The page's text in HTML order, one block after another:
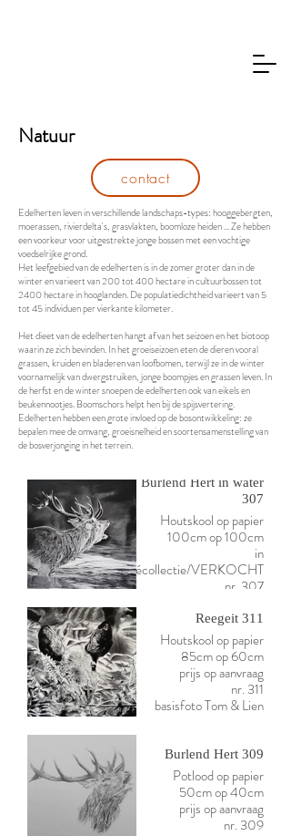
Natuur
contact
Edelherten leven in verschillende landschaps-types: hooggebergten,
moerassen, rivierdelta's, grasvlakten, boomloze heiden ... Ze hebben
een voorkeur voor uitgestrekte jonge bossen met een vochtige
voedselrijke grond.
Het leefgebied van de edelherten is in de zomer groter dan in de
winter en varieert van 200 tot 400 hectare in cultuurbossen tot
2400 hectare in hooglanden. De populatiedichtheid varieert van 5
tot 45 individuen per vierkante kilometer.
Het dieet van de edelherten hangt af van het seizoen en het biotoop
waarin ze zich bevinden. In het groeiseizoen eten de dieren vooral
grassen, kruiden en bladeren van loofbomen, terwijl ze in de winter
voornamelijk van dwergstruiken, jonge boompjes en grassen leven. In
de herfst en de winter snoepen de edelherten ook van eikels en
beukennootjes. Boomschors helpt hen bij de spijsvertering.
Edelherten hebben een grote invloed op de bosontwikkeling: ze
bepalen mee de omvang, groeisnelheid en soortensamenstelling van
de bosverjonging in het terrein.
Burlend Hert in water
307
Houtskool op papier
100cm op 100cm
in
privécollectie/VERKOCHT
nr. 307
Reegeit 311
Houtskool op papier
85cm op 60cm
prijs op aanvraag
nr. 311
basisfoto Tom & Lien
Burlend Hert 309
Potlood op papier
50cm op 40cm
prijs op aanvraag
nr. 309